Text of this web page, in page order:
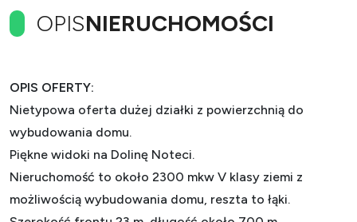
OPISNIERUCHOMOŚCI
OPIS OFERTY:
Nietypowa oferta dużej działki z powierzchnią do
wybudowania domu.
Piękne widoki na Dolinę Noteci.
Nieruchomość to około 2300 mkw V klasy ziemi z
możliwością wybudowania domu, reszta to łąki.